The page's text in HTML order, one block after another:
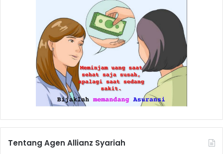
Tentang Agen Allianz Syariah